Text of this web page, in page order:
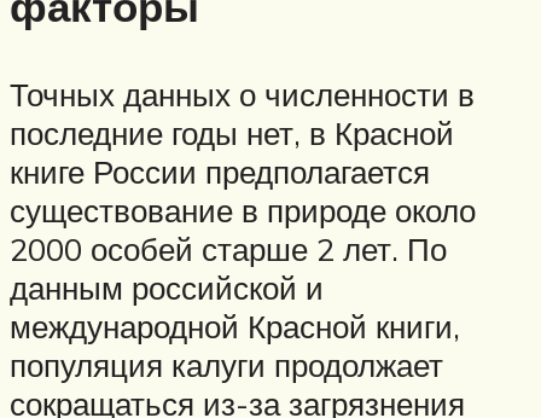
Точных данных о численности в
последние годы нет, в Красной
книге России предполагается
существование в природе около
2000 особей старше 2 лет. По
данным российской и
международной Красной книги,
популяция калуги продолжает
сокращаться из-за загрязнения